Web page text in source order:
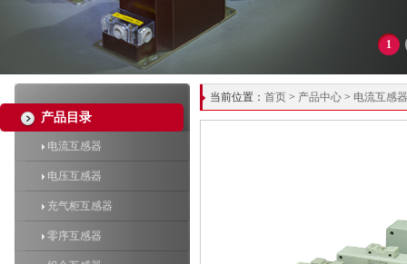
1
产品目录
电流互感器
电压互感器
充气柜互感器
零序互感器
当前位置： 首页 > 产品中心 > 电流互感器